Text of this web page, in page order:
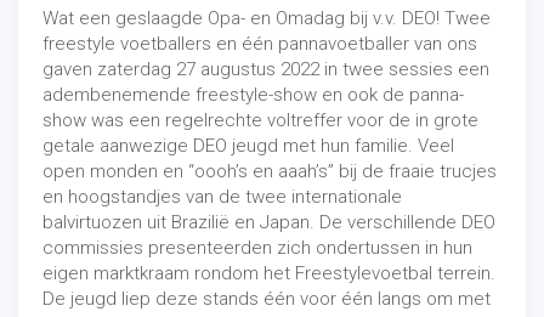
Wat een geslaagde Opa- en Omadag bij v.v. DEO! Twee
freestyle voetballers en één pannavoetballer van ons
gaven zaterdag 27 augustus 2022 in twee sessies een
adembenemende freestyle-show en ook de panna-
show was een regelrechte voltreffer voor de in grote
getale aanwezige DEO jeugd met hun familie. Veel
open monden en “oooh’s en aaah’s” bij de fraaie trucjes
en hoogstandjes van de twee internationale
balvirtuozen uit Brazilië en Japan. De verschillende DEO
commissies presenteerden zich ondertussen in hun
eigen marktkraam rondom het Freestylevoetbal terrein.
De jeugd liep deze stands één voor één langs om met